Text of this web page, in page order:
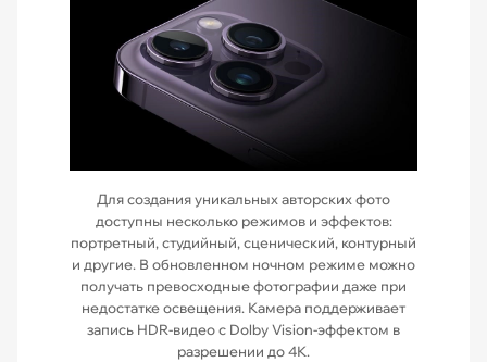
Для создания уникальных авторских фото
доступны несколько режимов и эффектов:
портретный, студийный, сценический, контурный
и другие. В обновленном ночном режиме можно
получать превосходные фотографии даже при
недостатке освещения. Камера поддерживает
запись HDR-видео с Dolby Vision-эффектом в
разрешении до 4К.